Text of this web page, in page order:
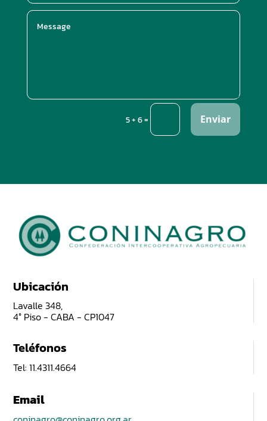
5 + 6= Enviar
Ubicación
Lavalle 348,
4° Piso - CABA - CP1047
Teléfonos
Tel: 11.4311.4664
Email